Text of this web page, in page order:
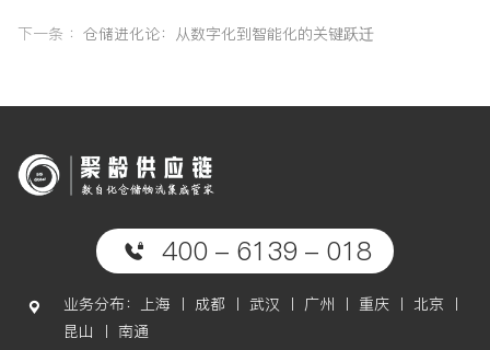
下一条 ： 仓储进化论：从数字化到智能化的关键跃迁
400 - 6139 - 018
业务分布：上海 丨 成都 丨 武汉 丨 广州 丨 重庆 丨 北京 丨
昆山 丨 南通